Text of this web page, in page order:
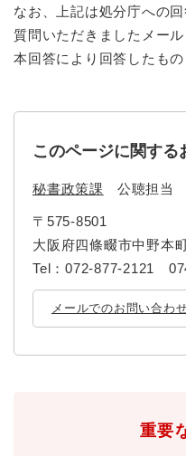
なお、上記は処分庁への
質問いただきましたメー
本回答により回答したも
このページに関する
秘書政策課 公聴担当
〒575-8501
大阪府四條畷市中野本
Tel：072-877-2121
メールでのお問い合わ
重要